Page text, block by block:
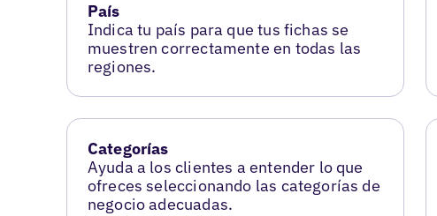
País
Indica tu país para que tus fichas se
muestren correctamente en todas las
regiones.
Categorías
Ayuda a los clientes a entender lo que
ofreces seleccionando las categorías de
negocio adecuadas.